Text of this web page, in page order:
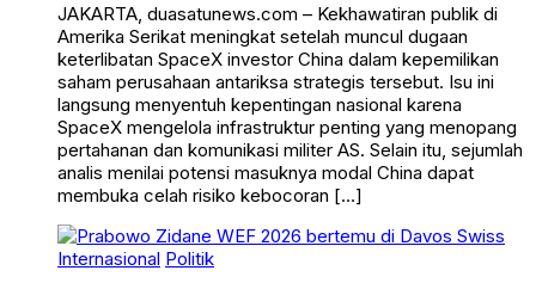
JAKARTA, duasatunews.com – Kekhawatiran publik di
Amerika Serikat meningkat setelah muncul dugaan
keterlibatan SpaceX investor China dalam kepemilikan
saham perusahaan antariksa strategis tersebut. Isu ini
langsung menyentuh kepentingan nasional karena
SpaceX mengelola infrastruktur penting yang menopang
pertahanan dan komunikasi militer AS. Selain itu, sejumlah
analis menilai potensi masuknya modal China dapat
membuka celah risiko kebocoran […]
Internasional Politik